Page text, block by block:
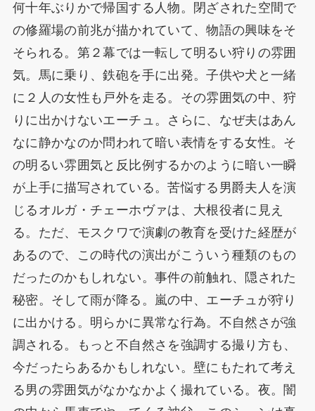
何十年ぶりかで帰国する人物。閉ざされた空間で
の修羅場の前兆が描かれていて、物語の興味をそ
そられる。第２幕では一転して明るい狩りの雰囲
気。馬に乗り、鉄砲を手に出発。子供や犬と一緒
に２人の女性も戸外を走る。その雰囲気の中、狩
りに出かけないエーチュ。さらに、なぜ夫はあん
なに静かなのか問われて暗い表情をする女性。そ
の明るい雰囲気と反比例するかのように暗い一瞬
が上手に描写されている。苦悩する男爵夫人を演
じるオルガ・チェーホヴァは、大根役者に見え
る。ただ、モスクワで演劇の教育を受けた経歴が
あるので、この時代の演出がこういう種類のもの
だったのかもしれない。事件の前触れ、隠された
秘密。そして雨が降る。嵐の中、エーチュが狩り
に出かける。明らかに異常な行為。不自然さが強
調される。もっと不自然さを強調する撮り方も、
今だったらあるかもしれない。壁にもたれて考え
る男の雰囲気がなかなかよく撮れている。夜。闇